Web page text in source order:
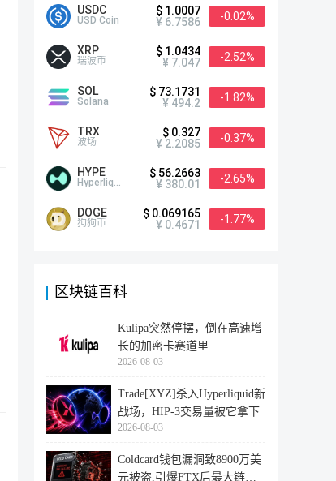
USDC
USD Coin
$ 1.0007
¥ 6.7586
-0.02%
XRP
瑞波币
$ 1.0434
¥ 7.047
-2.52%
SOL
Solana
$ 73.1731
¥ 494.2
-1.82%
TRX
波场
$ 0.327
¥ 2.2085
-0.37%
HYPE
Hyperliquid
$ 56.2663
¥ 380.01
-2.65%
DOGE
狗狗币
$ 0.069165
¥ 0.4671
-1.77%
区块链百科
Kulipa突然停摆，倒在高速增
长的加密卡赛道里
2026-08-03
Trade[XYZ]杀入Hyperliquid新
战场，HIP-3交易量被它拿下
2026-08-03
Coldcard钱包漏洞致8900万美
元被盗,引爆FTX后最大链上